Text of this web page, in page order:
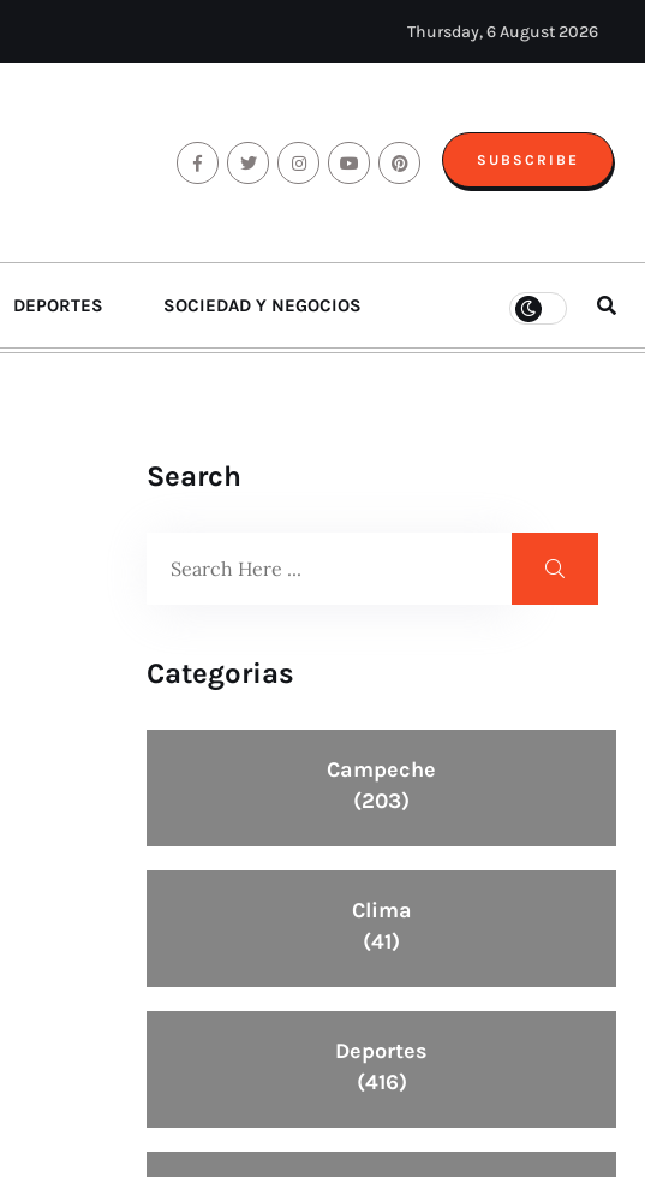
Thursday, 6 August 2026
SUBSCRIBE
DEPORTES SOCIEDAD Y NEGOCIOS
Search
Categorias
Campeche
(203)
Clima
(41)
Deportes
(416)